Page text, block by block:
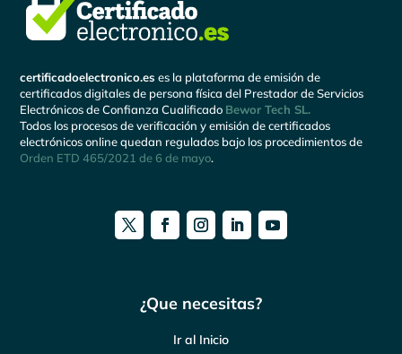
certificadoelectronico.es es la plataforma de emisión de
certificados digitales de persona física del Prestador de Servicios
Electrónicos de Confianza Cualificado Bewor Tech SL.
Todos los procesos de verificación y emisión de certificados
electrónicos online quedan regulados bajo los procedimientos de
Orden ETD 465/2021 de 6 de mayo.
¿Que necesitas?
Ir al Inicio